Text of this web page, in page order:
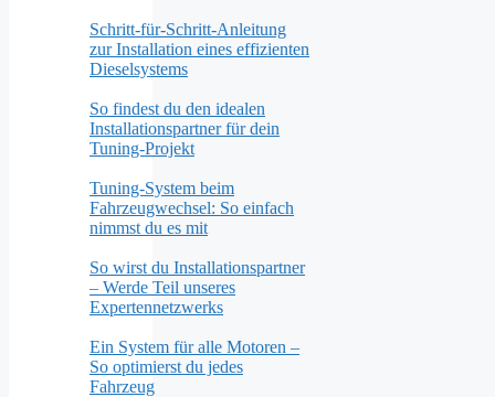
Schritt-für-Schritt-Anleitung
zur Installation eines effizienten
Dieselsystems
So findest du den idealen
Installationspartner für dein
Tuning-Projekt
Tuning-System beim
Fahrzeugwechsel: So einfach
nimmst du es mit
So wirst du Installationspartner
– Werde Teil unseres
Expertennetzwerks
Ein System für alle Motoren –
So optimierst du jedes
Fahrzeug